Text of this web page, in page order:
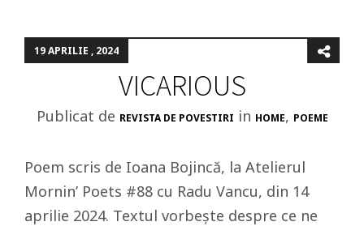
19 APRILIE , 2024
VICARIOUS
Publicat de REVISTA DE POVESTIRI in HOME, POEME
Poem scris de Ioana Bojincă, la Atelierul
Mornin’ Poets #88 cu Radu Vancu, din 14
aprilie 2024. Textul vorbește despre ce ne